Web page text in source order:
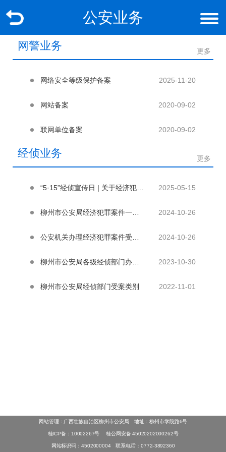
公安业务
网警业务 更多
网络安全等级保护备案 2025-11-20
网站备案 2020-09-02
联网单位备案 2020-09-02
经侦业务 更多
“5·15”经侦宣传日 | 关于经济犯罪，这些您知道吗？ 2025-05-15
柳州市公安局经济犯罪案件一般管辖规定 2024-10-26
公安机关办理经济犯罪案件受、立案环节流程图 2024-10-26
柳州市公安局各级经侦部门办公地址及联系方式 2023-10-30
柳州市公安局经侦部门受案类别 2022-11-01
网站管理：广西壮族自治区柳州市公安局 地址：柳州市学院路6号
桂ICP备：10002267号 桂公网安备 45020202000262号
网站标识码：4502000004 联系电话：0772-3892360